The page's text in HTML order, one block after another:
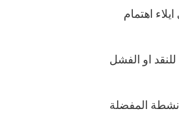
اهتمام
او الفشل
المفضلة